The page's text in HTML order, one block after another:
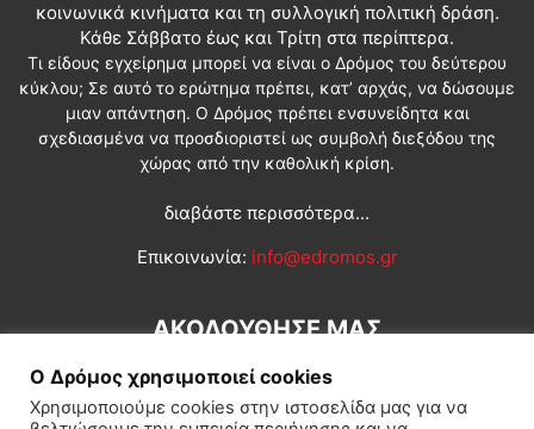
κοινωνικά κινήματα και τη συλλογική πολιτική δράση.
Κάθε Σάββατο έως και Τρίτη στα περίπτερα.
Τι είδους εγχείρημα μπορεί να είναι ο Δρόμος του δεύτερου
κύκλου; Σε αυτό το ερώτημα πρέπει, κατ’ αρχάς, να δώσουμε
μιαν απάντηση. Ο Δρόμος πρέπει ενσυνείδητα και
σχεδιασμένα να προσδιοριστεί ως συμβολή διεξόδου της
χώρας από την καθολική κρίση.
διαβάστε περισσότερα...
Επικοινωνία: info@edromos.gr
ΑΚΟΛΟΥΘΗΣΕ ΜΑΣ
Ο Δρόμος χρησιμοποιεί cookies
Χρησιμοποιούμε cookies στην ιστοσελίδα μας για να